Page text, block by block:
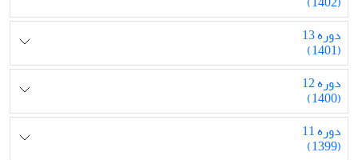
دوره 13
(1401)
دوره 12
(1400)
دوره 11
(1399)